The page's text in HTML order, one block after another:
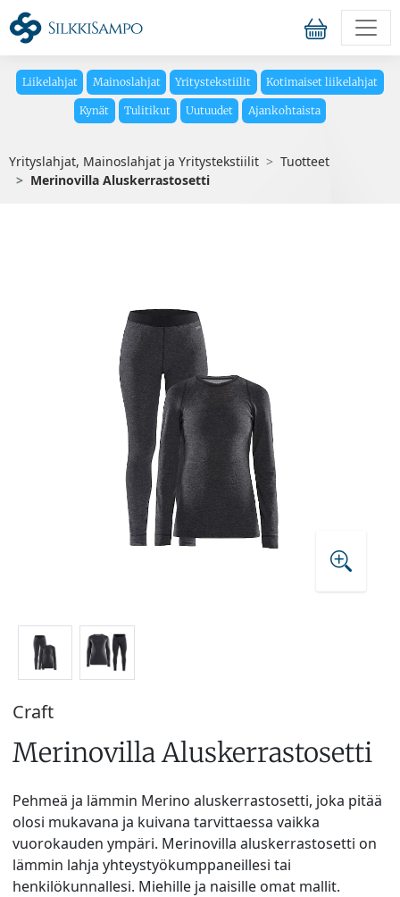
Liikelahjat Mainoslahjat Yritystekstiilit Kotimaiset liikelahjat
Kynät Tulitikut Uutuudet Ajankohtaista
Yrityslahjat, Mainoslahjat ja Yritystekstiilit
Tuotteet
Merinovilla Aluskerrastosetti
Craft
Merinovilla Aluskerrastosetti
Pehmeä ja lämmin Merino aluskerrastosetti, joka pitää
olosi mukavana ja kuivana tarvittaessa vaikka
vuorokauden ympäri. Merinovilla aluskerrastosetti on
lämmin lahja yhteystyökumppaneillesi tai
henkilökunnallesi. Miehille ja naisille omat mallit.